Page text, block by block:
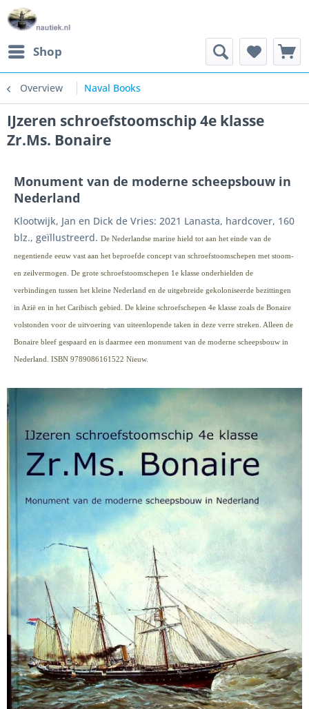
Shop
Overview Naval Books
IJzeren schroefstoomschip 4e klasse
Zr.Ms. Bonaire
Monument van de moderne scheepsbouw in
Nederland
Klootwijk, Jan en Dick de Vries: 2021 Lanasta, hardcover, 160
blz., geïllustreerd. De Nederlandse marine hield tot aan het einde van de
negentiende eeuw vast aan het beproefde concept van schroefstoomschepen met stoom-
en zeilvermogen. De grote schroefstoomschepen 1e klasse onderhielden de
verbindingen tussen het kleine Nederland en de uitgebreide gekoloniseerde bezittingen
in Azië en in het Caribisch gebied. De kleine schroefschepen 4e klasse zoals de Bonaire
volstonden voor de uitvoering van uiteenlopende taken in deze verre streken. Alleen de
Bonaire bleef gespaard en is daarmee een monument van de moderne scheepsbouw in
Nederland. ISBN 9789086161522 Nieuw.